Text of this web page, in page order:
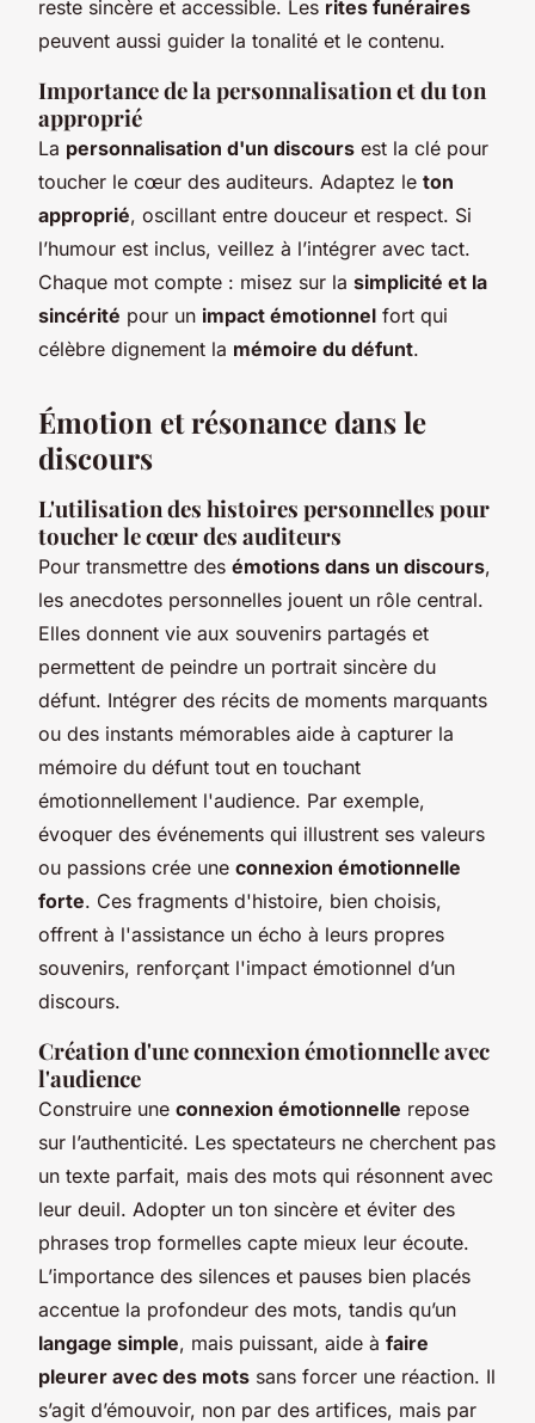
reste sincère et accessible. Les rites funéraires
peuvent aussi guider la tonalité et le contenu.
Importance de la personnalisation et du ton
approprié
La personnalisation d'un discours est la clé pour
toucher le cœur des auditeurs. Adaptez le ton
approprié, oscillant entre douceur et respect. Si
l’humour est inclus, veillez à l’intégrer avec tact.
Chaque mot compte : misez sur la simplicité et la
sincérité pour un impact émotionnel fort qui
célèbre dignement la mémoire du défunt.
Émotion et résonance dans le
discours
L'utilisation des histoires personnelles pour
toucher le cœur des auditeurs
Pour transmettre des émotions dans un discours,
les anecdotes personnelles jouent un rôle central.
Elles donnent vie aux souvenirs partagés et
permettent de peindre un portrait sincère du
défunt. Intégrer des récits de moments marquants
ou des instants mémorables aide à capturer la
mémoire du défunt tout en touchant
émotionnellement l'audience. Par exemple,
évoquer des événements qui illustrent ses valeurs
ou passions crée une connexion émotionnelle
forte. Ces fragments d'histoire, bien choisis,
offrent à l'assistance un écho à leurs propres
souvenirs, renforçant l'impact émotionnel d’un
discours.
Création d'une connexion émotionnelle avec
l'audience
Construire une connexion émotionnelle repose
sur l’authenticité. Les spectateurs ne cherchent pas
un texte parfait, mais des mots qui résonnent avec
leur deuil. Adopter un ton sincère et éviter des
phrases trop formelles capte mieux leur écoute.
L’importance des silences et pauses bien placés
accentue la profondeur des mots, tandis qu’un
langage simple, mais puissant, aide à faire
pleurer avec des mots sans forcer une réaction. Il
s’agit d’émouvoir, non par des artifices, mais par